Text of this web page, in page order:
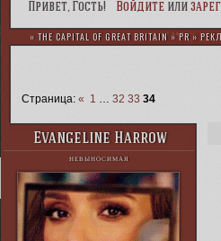
Привет, Гость! Войдитеили
» THE CAPITAL OF GREAT BRITAIN »PR »
Страница: « 1 32 33 34
Evangeline Harrow
НЕВЫНОСИМАЯ